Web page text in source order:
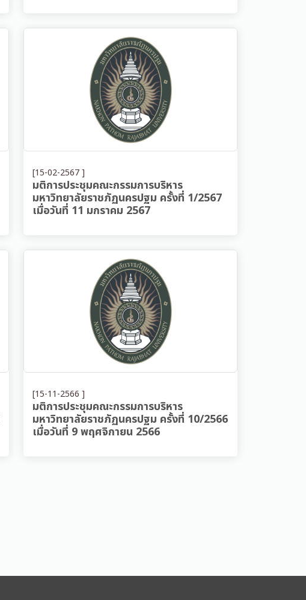
[15-02-2567 ]
มติการประชุมคณะกรรมการบริหาร
มหาวิทยาลัยราชภัฏนครปฐม ครั้งที่ 1/2567
เมื่อวันที่ 11 มกราคม 2567
[15-11-2566 ]
มติการประชุมคณะกรรมการบริหาร
มหาวิทยาลัยราชภัฏนครปฐม ครั้งที่ 10/2566
เมื่อวันที่ 9 พฤศจิกายน 2566